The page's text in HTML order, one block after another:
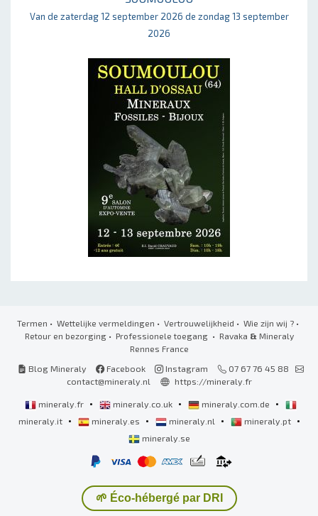
Van de zaterdag 12 september 2026 de zondag 13 september
2026
Termen • Wettelijke vermeldingen • Vertrouwelijkheid • Wie zijn wij ? •
Retour en bezorging• Professionele toegang • Ravaka & Mineraly
Rennes France
Blog Mineraly
Facebook Instagram
07 67 76 45 88
contact@mineraly.nl
https://mineraly.fr
mineraly.fr • mineraly.co.uk • mineraly.com.de •
mineraly.it • mineraly.es • mineraly.nl • mineraly.pt •
mineraly.se
🌱 Éco-hébergé par DRI